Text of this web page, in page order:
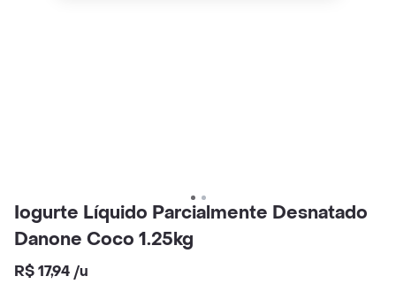
Iogurte Líquido Parcialmente Desnatado
Danone Coco 1.25kg
R$ 17,94 /u